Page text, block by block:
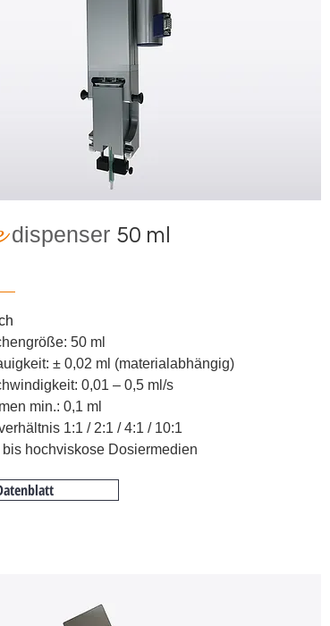
dispenser 50 ml
50 ml
± 0,02 ml (materialabhängig)
0,01 – 0,5 ml/s
min.: 0,1 ml
1:1 / 2:1 / 4:1 / 10:1
bis hochviskose Dosiermedien